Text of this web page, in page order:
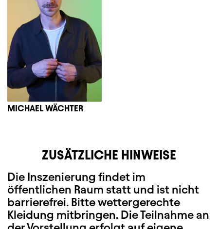
MICHAEL WÄCHTER
ZUSÄTZLICHE HINWEISE
Die Inszenierung findet im
öffentlichen Raum statt und ist nicht
barrierefrei. Bitte wettergerechte
Kleidung mitbringen. Die Teilnahme an